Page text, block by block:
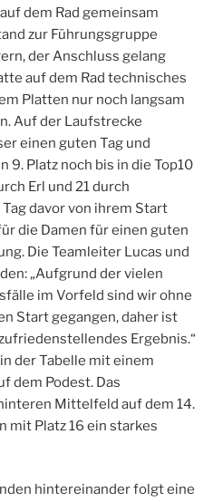
dem Rad gemeinsam
zur Führungsgruppe
der Anschluss gelang
auf dem Rad technisches
Platten nur noch langsam
Auf der Laufstrecke
einen guten Tag und
9. Platz noch bis in die Top10
Erl und 21 durch
davor von ihrem Start
die Damen für einen guten
Die Teamleiter Lucas und
„Aufgrund der vielen
im Vorfeld sind wir ohne
Start gegangen, daher ist
Ergebnis.“
der Tabelle mit einem
dem Podest. Das
Mittelfeld auf dem 14.
mit Platz 16 ein starkes
hintereinander folgt eine